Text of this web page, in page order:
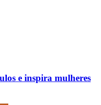
e inspira mulheres